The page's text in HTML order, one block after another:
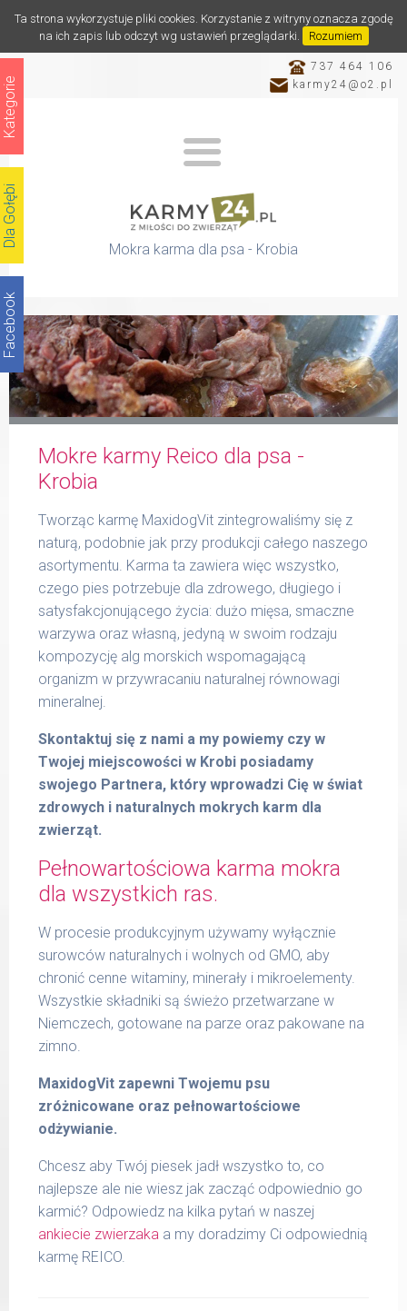
Ta strona wykorzystuje pliki cookies. Korzystanie z witryny oznacza zgodę
na ich zapis lub odczyt wg ustawień przeglądarki.
Rozumiem
737 464 106
karmy24@o2.pl
Mokra karma dla psa - Krobia
Katalog
Formularz
Produkty Reico
Kontakt
Mokre karmy Reico dla psa -
Krobia
Tworząc karmę MaxidogVit zintegrowaliśmy się z
naturą, podobnie jak przy produkcji całego naszego
asortymentu. Karma ta zawiera więc wszystko,
czego pies potrzebuje dla zdrowego, długiego i
satysfakcjonującego życia: dużo mięsa, smaczne
warzywa oraz własną, jedyną w swoim rodzaju
kompozycję alg morskich wspomagającą
organizm w przywracaniu naturalnej równowagi
mineralnej.
Skontaktuj się z nami a my powiemy czy w
Twojej miejscowości w Krobi posiadamy
swojego Partnera, który wprowadzi Cię w świat
zdrowych i naturalnych mokrych karm dla
zwierząt.
Pełnowartościowa karma mokra
dla wszystkich ras.
W procesie produkcyjnym używamy wyłącznie
surowców naturalnych i wolnych od GMO, aby
chronić cenne witaminy, minerały i mikroelementy.
Wszystkie składniki są świeżo przetwarzane w
Niemczech, gotowane na parze oraz pakowane na
zimno.
MaxidogVit zapewni Twojemu psu
zróżnicowane oraz pełnowartościowe
odżywianie.
Chcesz aby Twój piesek jadł wszystko to, co
najlepsze ale nie wiesz jak zacząć odpowiednio go
karmić? Odpowiedz na kilka pytań w naszej
ankiecie zwierzaka a my doradzimy Ci odpowiednią
karmę REICO.
Facebook
Dla Gołębi
Kategorie